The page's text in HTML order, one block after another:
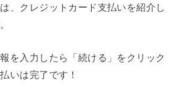
、クレジットカード支払いを紹介し
を入力したら「続ける」をクリック
いは完了です！